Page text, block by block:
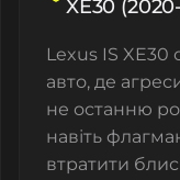
XE30
Lexus IS XE30
авто, де
не останню
навіть
втратити